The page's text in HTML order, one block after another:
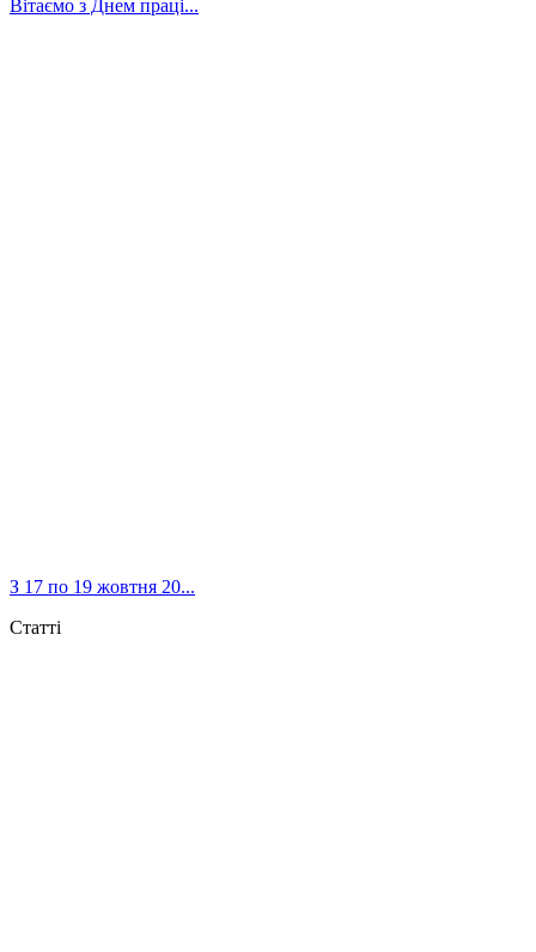
Вітаємо з Днем праці...
З 17 по 19 жовтня 20...
Статті